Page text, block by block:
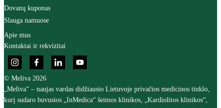
Dovanų kuponas
Slauga namuose
Apie mus
Kontaktai ir rekvizitai
© Meliva 2026
„Meliva“ – naujas vardas didžiausio Lietuvoje privačios medicinos tinklo,
kurį sudaro buvusios „InMedica“ šeimos klinikos, „Kardiolitos klinikos“,